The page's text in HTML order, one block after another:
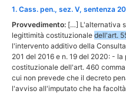
1. Cass. pen., sez. V, sentenza
Provvedimento: […] L'alternativa
legittimità costituzionale dell'art.
l'intervento additivo della
201 del 2016 e n. 19 del 2020: -
costituzionale dell'art. 460
cui non prevede che il decreto
l'avviso all'imputato che ha